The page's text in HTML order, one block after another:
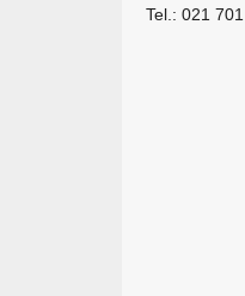
Tel.: 021